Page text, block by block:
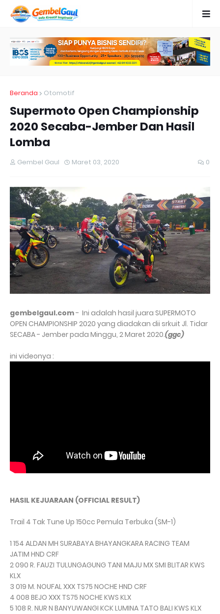
Beranda Otomotif
Supermoto Open Championship
2020 Secaba-Jember Dan Hasil
Lomba
Gembel Gaul Maret 03, 2020 0
gembelgaul.com- Ini adalah hasil juara SUPERMOTO
OPEN CHAMPIONSHIP 2020 yang diadakan dii srkuit Jl. Tidar
SECABA - Jember pada Minggu, 2 Maret 2020.(ggc)
ini videonya :
HASIL KEJUARAAN (OFFICIAL RESULT)
Trail 4 Tak Tune Up 150cc Pemula Terbuka (SM-1)
1 154 ALDAN MH SURABAYA BHAYANGKARA RACING TEAM
JATIM HND CRF
2 090 R. FAUZI TULUNGAGUNG TANI MAJU MX SMI BLITAR KWS
KLX
3 019 M. NOUFAL XXX TS75 NOCHE HND CRF
4 008 BEJO XXX TS75 NOCHE KWS KLX
5 108 R. NUR N BANYUWANGI KCK LUMINA TATO BALI KWS KLX